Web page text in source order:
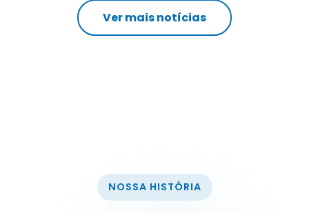
Ver mais notícias
NOSSA HISTÓRIA